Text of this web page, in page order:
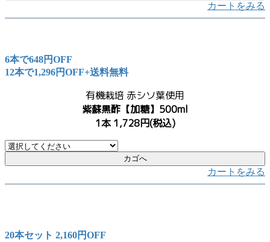
カートをみる
6本で648円OFF
12本で1,296円OFF+送料無料
有機栽培 赤シソ葉使用
紫蘇黒酢【加糖】500ml
1本 1,728円(税込)
カートをみる
20本セット 2,160円OFF